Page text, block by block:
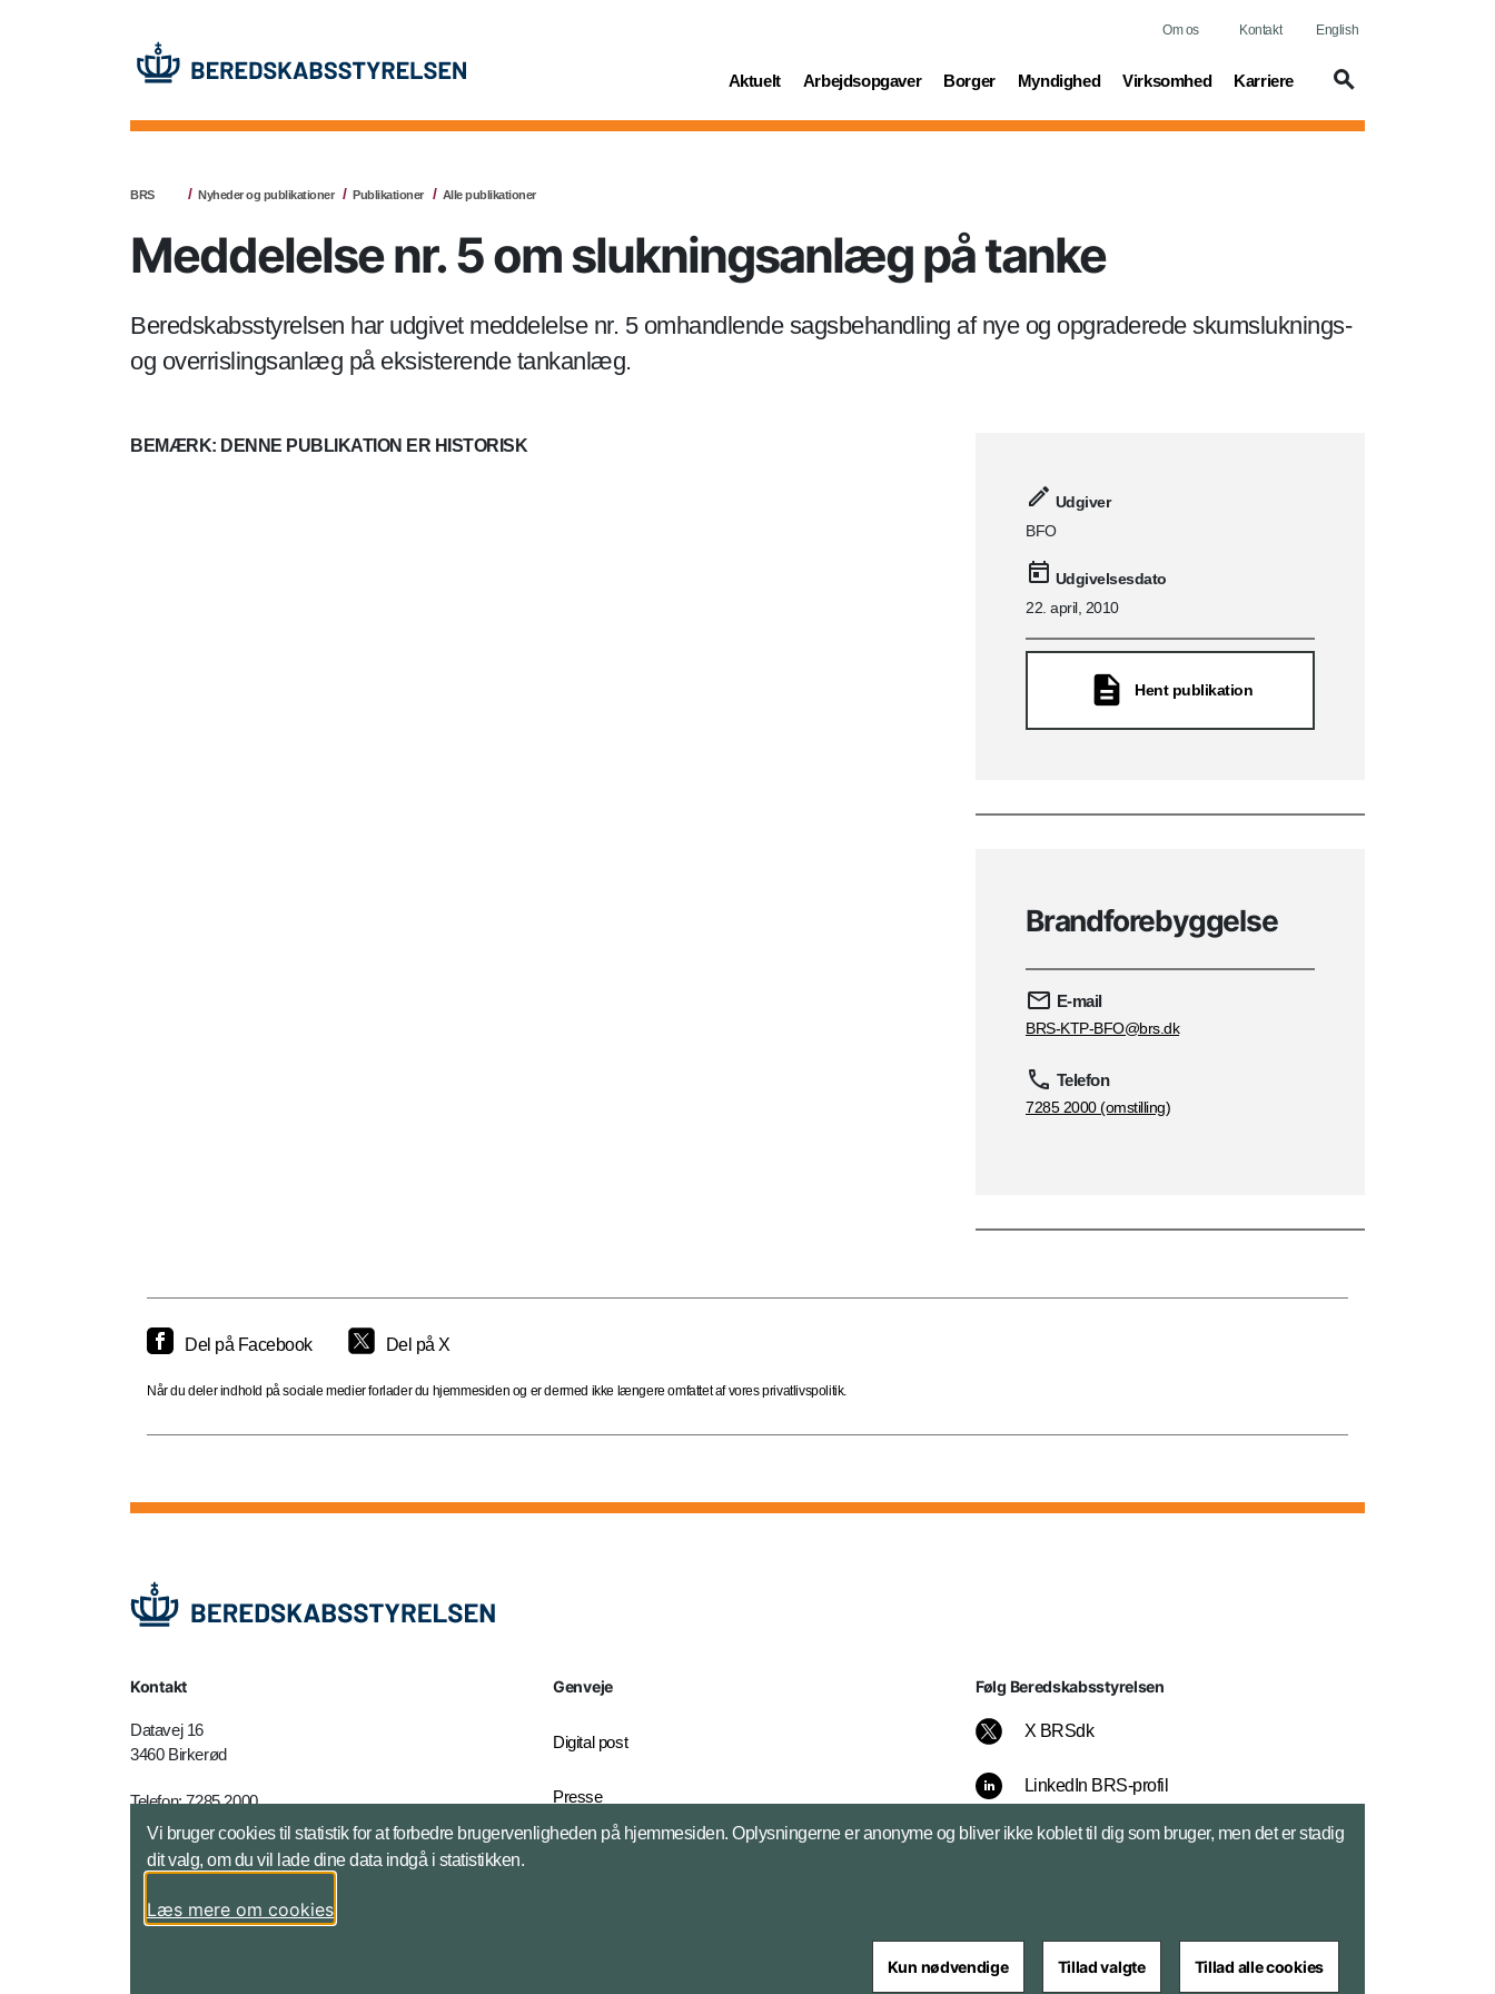
Om os Kontakt English
Aktuelt
(current) Arbejdsopgaver
(current) Borger
(current) Myndighed
(current) Virksomhed
(current) Karriere
(current)
BRS Nyheder og publikationer Publikationer Alle publikationer
Meddelelse nr. 5 om slukningsanlæg på tanke
Beredskabsstyrelsen har udgivet meddelelse nr. 5 omhandlende sagsbehandling af nye og opgraderede skumsluknings-
og overrislingsanlæg på eksisterende tankanlæg.
BEMÆRK: DENNE PUBLIKATION ER HISTORISK
Udgiver
BFO
Udgivelsesdato
22. april, 2010
Hent publikation
Brandforebyggelse
E-mail
BRS-KTP-BFO@brs.dk
Telefon
7285 2000 (omstilling)
Del på Facebook Del på X
Når du deler indhold på sociale medier forlader du hjemmesiden og er dermed ikke længere omfattet af vores privatlivspolitik.
Kontakt
Datavej 16
3460 Birkerød
Telefon: 7285 2000
E-mail:brs@brs.dk
Genveje
Digital post
Presse
Følg Beredskabsstyrelsen
X BRSdk
LinkedIn BRS-profil
YouTube
Vi bruger cookies til statistik for at forbedre brugervenligheden på hjemmesiden. Oplysningerne er anonyme og bliver ikke koblet til dig som bruger, men det er stadig
dit valg, om du vil lade dine data indgå i statistikken.
Læs mere om cookies
Kun nødvendige Tillad valgte Tillad alle cookies